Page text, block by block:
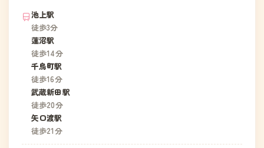
池上駅
徒歩3分
蓮沼駅
徒歩14分
千鳥町駅
徒歩16分
武蔵新田駅
徒歩20分
矢口渡駅
徒歩21分